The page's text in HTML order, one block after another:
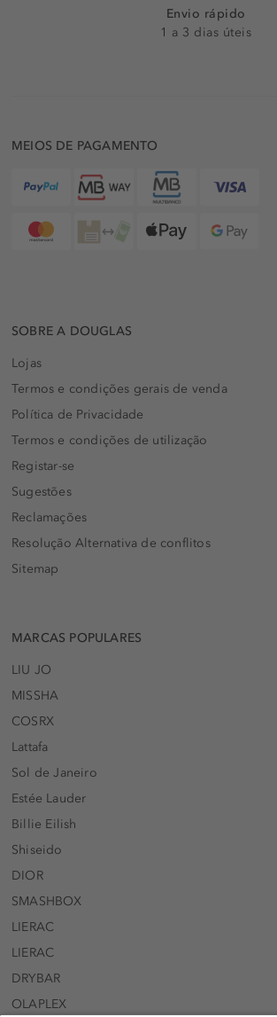
Envio rápido
1 a 3 dias úteis
MEIOS DE PAGAMENTO
SOBRE A DOUGLAS
Lojas
Termos e condições gerais de venda
Política de Privacidade
Termos e condições de utilização
Registar-se
Sugestões
Reclamações
Resolução Alternativa de conflitos
Sitemap
MARCAS POPULARES
LIU JO
MISSHA
COSRX
Lattafa
Sol de Janeiro
Estée Lauder
Billie Eilish
Shiseido
DIOR
SMASHBOX
LIERAC
LIERAC
DRYBAR
OLAPLEX